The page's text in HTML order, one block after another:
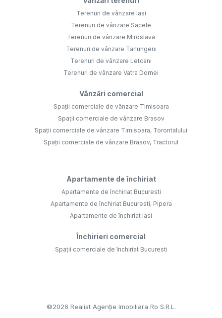
Terenuri de vânzare Iasi
Terenuri de vânzare Sacele
Terenuri de vânzare Miroslava
Terenuri de vânzare Tarlungeni
Terenuri de vânzare Letcani
Terenuri de vânzare Vatra Dornei
Vânzări comercial
Spații comerciale de vânzare Timisoara
Spații comerciale de vânzare Brasov
Spații comerciale de vânzare Timisoara, Torontalului
Spații comerciale de vânzare Brasov, Tractorul
Apartamente de închiriat
Apartamente de închiriat Bucuresti
Apartamente de închiriat Bucuresti, Pipera
Apartamente de închiriat Iasi
Închirieri comercial
Spații comerciale de închiriat Bucuresti
©2026 Realist Agenție Imobiliara Ro S.R.L.